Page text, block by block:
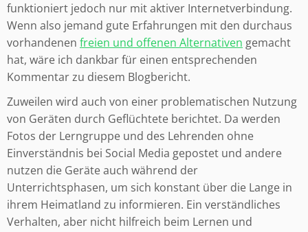
funktioniert jedoch nur mit aktiver Internetverbindung.
Wenn also jemand gute Erfahrungen mit den durchaus
vorhandenen freien und offenen Alternativen gemacht
hat, wäre ich dankbar für einen entsprechenden
Kommentar zu diesem Blogbericht.
Zuweilen wird auch von einer problematischen Nutzung
von Geräten durch Geflüchtete berichtet. Da werden
Fotos der Lerngruppe und des Lehrenden ohne
Einverständnis bei Social Media gepostet und andere
nutzen die Geräte auch während der
Unterrichtsphasen, um sich konstant über die Lange in
ihrem Heimatland zu informieren. Ein verständliches
Verhalten, aber nicht hilfreich beim Lernen und